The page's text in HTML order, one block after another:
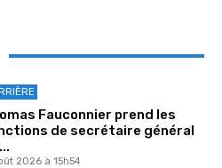
Fauconnier prend les
de secrétaire général
2026 à 15h54